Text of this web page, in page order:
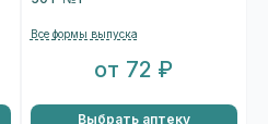
Все формы выпуска
от 72 ₽
Выбрать аптеку